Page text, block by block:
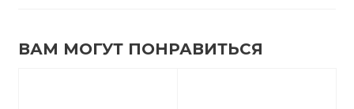
ВАМ МОГУТ ПОНРАВИТЬСЯ